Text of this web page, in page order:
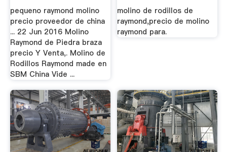
pequeno raymond molino
precio proveedor de china
... 22 Jun 2016 Molino
Raymond de Piedra braza
precio Y Venta,. Molino de
Rodillos Raymond made en
SBM China Vide ...
molino de rodillos de
raymond,precio de molino
raymond para.